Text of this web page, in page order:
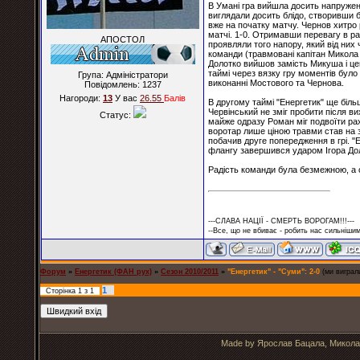
АПОСТОЛ
Група: Адміністратори
Повідомлень: 1237
Нагороди: 13 У вас 26.55 Балiв
Статус:
В Умані гра вийшла досить
виглядали досить блідо, створивши
вже на початку матчу. Чернов хитро
матчі. 1-0. Отримавши перевагу в
проявляли того напору, який від них
команди (травмовані капітан
Долотко вийшов замість Микуша і
таймі через вязку гру моментів
виконанні Мостового та Чернова.
В другому таймі "Енергетик" ще
Червінський не зміг пробити після
майже одразу Роман міг подвоїти
воротар лише ціною травми став на
побачив друге попередження в грі.
флангу завершився ударом Ігора
Радість команди була безмежною, а
---СЛАВА НАЦІЇ - СМЕРТЬ ВОРОГАМ!!!---
--Все, що не вбиває - робить нас
Форум » Енергетик (ФАН рух) » Сезон 2010/2011 » "Енергетик" - "Суми": 2-0 (ми
Сторінка 1 з 1 1
Made by Ярослав Бацала,